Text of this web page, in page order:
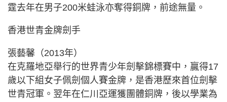
霆去年在男子200米蛙泳亦奪得銅牌，前途無量。
香港世青金牌劍手
張藝馨（2013年）
在克羅地亞舉行的世界青少年劍擊錦標賽中，贏得17
歲以下組女子佩劍個人賽金牌，是香港歷來首位劍擊
世青冠軍。翌年在仁川亞運獲團體銅牌，後以學業為